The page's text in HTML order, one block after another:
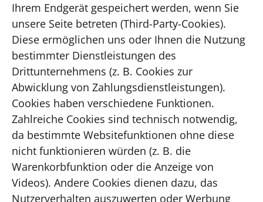
Ihrem Endgerät gespeichert werden, wenn Sie
unsere Seite betreten (Third-Party-Cookies).
Diese ermöglichen uns oder Ihnen die Nutzung
bestimmter Dienstleistungen des
Drittunternehmens (z. B. Cookies zur
Abwicklung von Zahlungsdienstleistungen).
Cookies haben verschiedene Funktionen.
Zahlreiche Cookies sind technisch notwendig,
da bestimmte Websitefunktionen ohne diese
nicht funktionieren würden (z. B. die
Warenkorbfunktion oder die Anzeige von
Videos). Andere Cookies dienen dazu, das
Nutzerverhalten auszuwerten oder Werbung